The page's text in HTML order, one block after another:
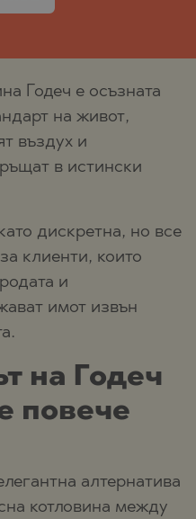
Годеч е осъзната
на живот,
въздух и
в истински
дискретна, но все
клиенти, които
и
имот извън
на Годеч
повече
алтернатива
котловина между